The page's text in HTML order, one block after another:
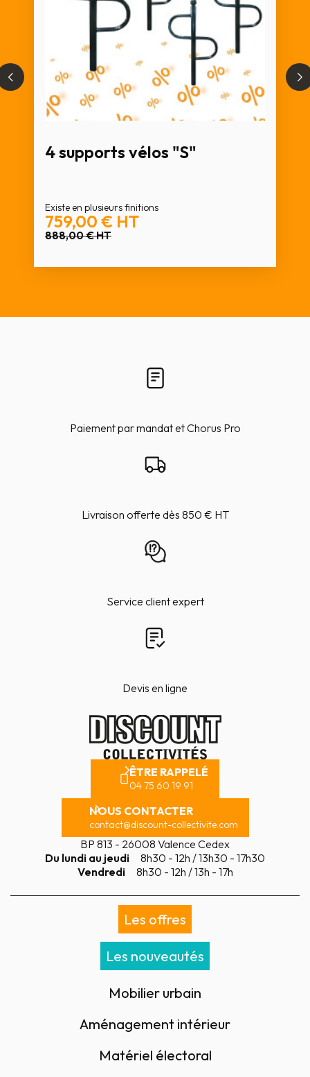
4 supports vélos "S"
Existe en plusieurs finitions
759,00 € HT
888,00 €HT
Paiement par mandat et Chorus Pro
Livraison offerte dès 850 € HT
Service client expert
Devis en ligne
ÊTRE RAPPELÉ
04 75 60 19 91
NOUS CONTACTER
contact@discount-collectivite.com
BP 813 - 26008 Valence Cedex
Du lundi au jeudi
8h30 - 12h / 13h30 - 17h30
Vendredi
8h30 - 12h / 13h - 17h
Les offres
Les nouveautés
Mobilier urbain
Aménagement intérieur
Matériel électoral